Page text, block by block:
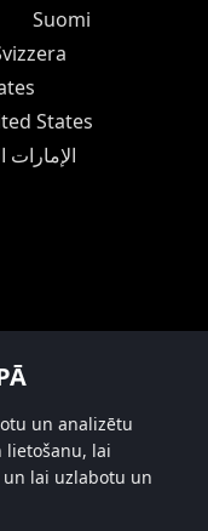
un analizētu
lietošanu, lai
lai uzlabotu un
Suomi
States
الإمارات